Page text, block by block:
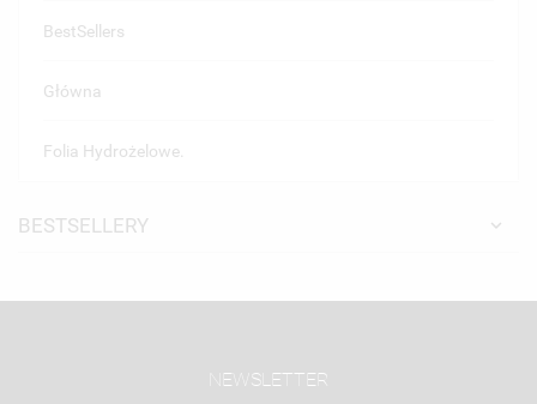
BestSellers
Główna
Folia Hydrożelowe.
BESTSELLERY
NEWSLETTER